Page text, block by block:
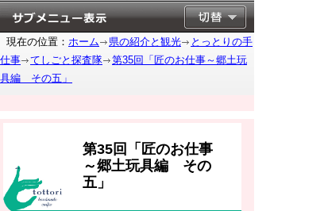
現在の位置： ホーム 県の紹介と観光
とっとりの手
仕事
てしごと探査隊
第35回「匠のお仕事～郷土玩
具編 その五」
第35回「匠のお仕事
～郷土玩具編 その
五」